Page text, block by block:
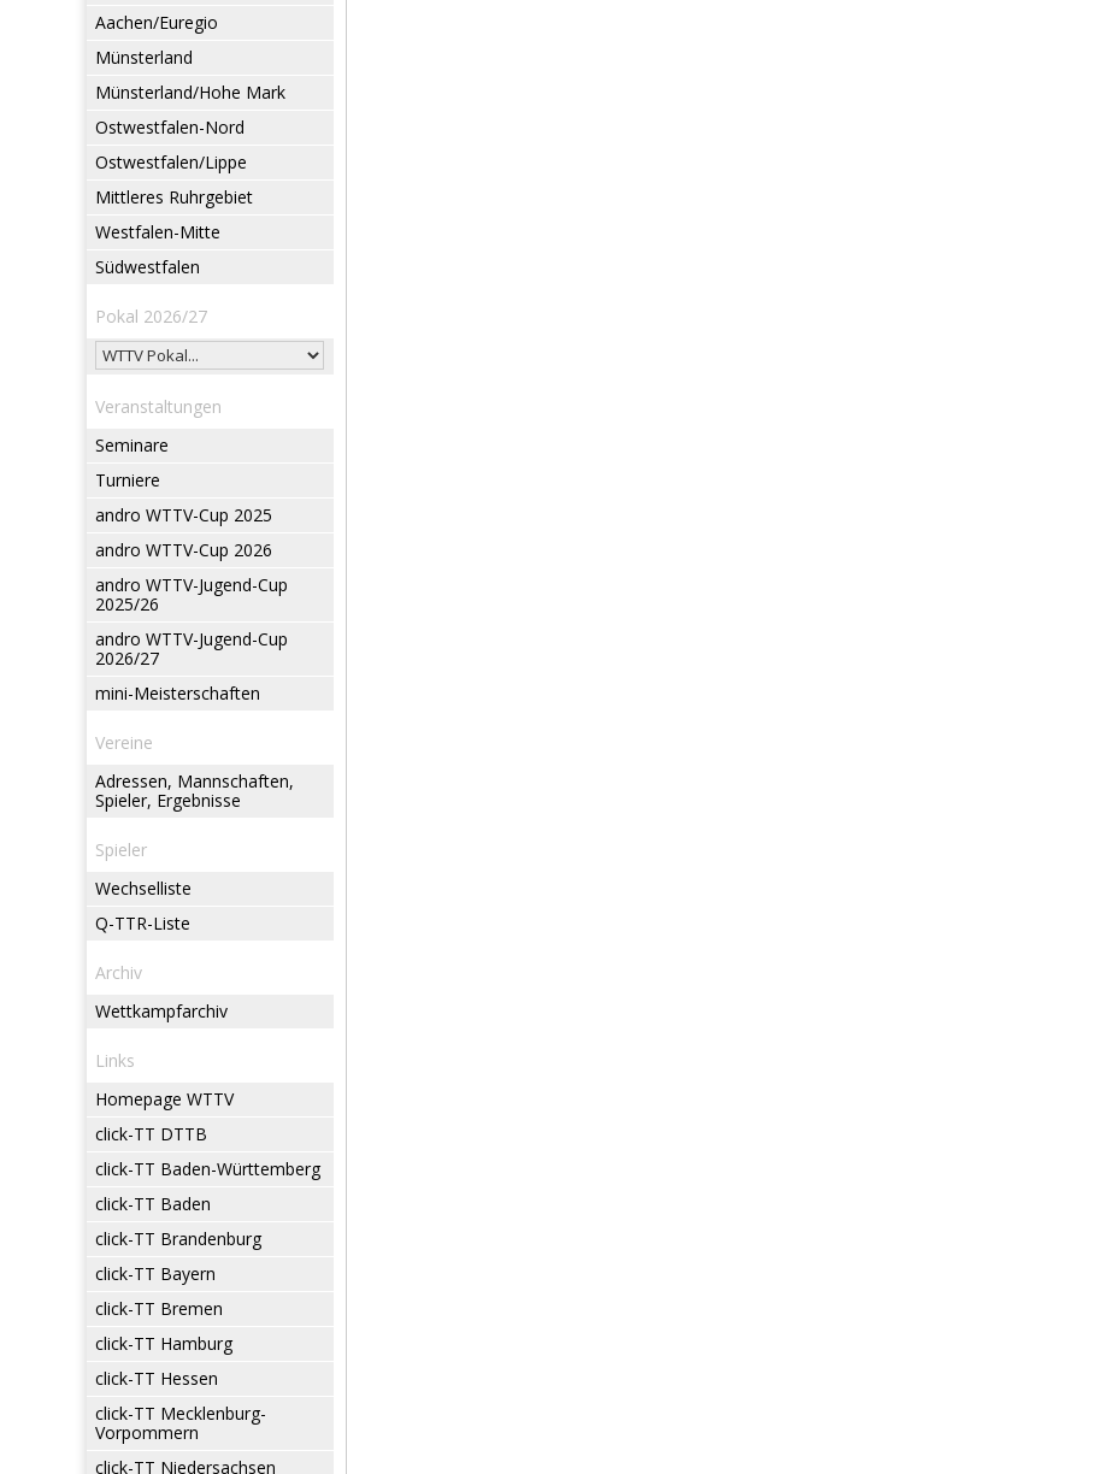
Aachen/Euregio
Münsterland
Münsterland/Hohe Mark
Ostwestfalen-Nord
Ostwestfalen/Lippe
Mittleres Ruhrgebiet
Westfalen-Mitte
Südwestfalen
Pokal 2026/27
Veranstaltungen
Seminare
Turniere
andro WTTV-Cup 2025
andro WTTV-Cup 2026
andro WTTV-Jugend-Cup
2025/26
andro WTTV-Jugend-Cup
2026/27
mini-Meisterschaften
Vereine
Adressen, Mannschaften,
Spieler, Ergebnisse
Spieler
Wechselliste
Q-TTR-Liste
Archiv
Wettkampfarchiv
Links
Homepage WTTV
click-TT DTTB
click-TT Baden-Württemberg
click-TT Baden
click-TT Brandenburg
click-TT Bayern
click-TT Bremen
click-TT Hamburg
click-TT Hessen
click-TT Mecklenburg-
Vorpommern
click-TT Niedersachsen